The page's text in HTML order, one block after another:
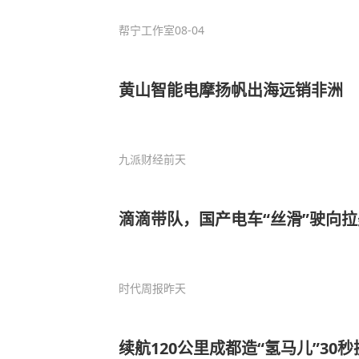
帮宁工作室08-04
黄山智能电摩扬帆出海远销非洲
九派财经前天
滴滴带队，国产电车“丝滑”驶向
时代周报昨天
续航120公里成都造“氢马儿”30秒